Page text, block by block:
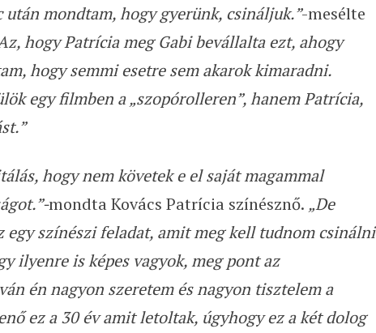
mondtam, hogy gyerünk, csináljuk.”-mesélte
hogy Patrícia meg Gabi bevállalta ezt, ahogy
hogy semmi esetre sem akarok kimaradni.
egy filmben a „szopórolleren”, hanem Patrícia,
hogy nem követek e el saját magammal
mondta Kovács Patrícia színésznő. „De
egy színészi feladat, amit meg kell tudnom csinálni
ilyenre is képes vagyok, meg pont az
én nagyon szeretem és nagyon tisztelem a
ez a 30 év amit letoltak, úgyhogy ez a két dolog